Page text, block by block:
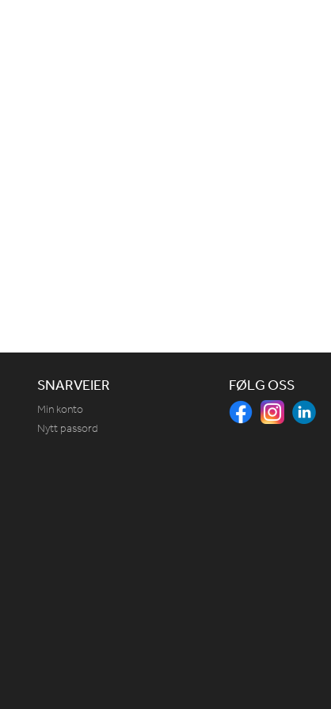
SNARVEIER
Min konto
Nytt passord
FØLG OSS